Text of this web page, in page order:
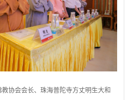
协会会长、珠海普陀寺方丈明生大和